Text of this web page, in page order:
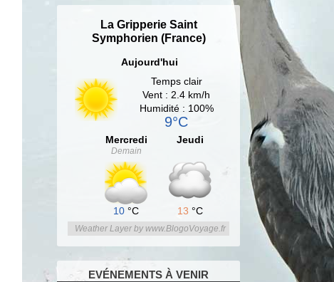
La Gripperie Saint
Symphorien (France)
Aujourd'hui
Temps clair
Vent : 2.4 km/h
Humidité : 100%
9°C
Mercredi
Demain
10 °C
Jeudi
13 °C
Weather Layer by www.BlogoVoyage.fr
EVÉNEMENTS À VENIR